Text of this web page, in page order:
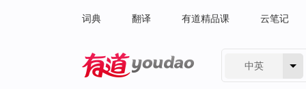
词典 翻译 有道精品课 云笔记
中英